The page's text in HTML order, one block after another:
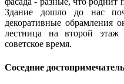
Здание дошло до нас
декоративные обрамления
лестница на второй
советское время.
Соседние